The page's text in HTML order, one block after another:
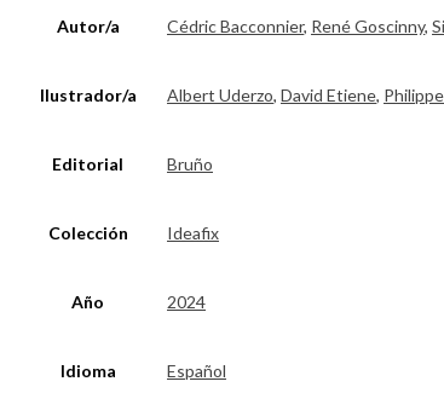
Autor/a Cédric Bacconnier, René Goscinny,
Ilustrador/a Albert Uderzo, David Etiene,
Editorial Bruño
Colección Ideafix
Año 2024
Idioma Español